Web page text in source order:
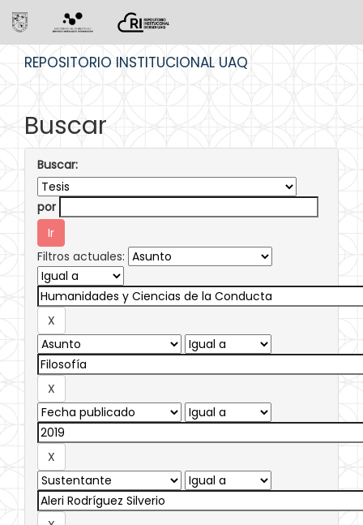
REPOSITORIO INSTITUCIONAL UAQ
Buscar
Buscar:
por
Filtros actuales: